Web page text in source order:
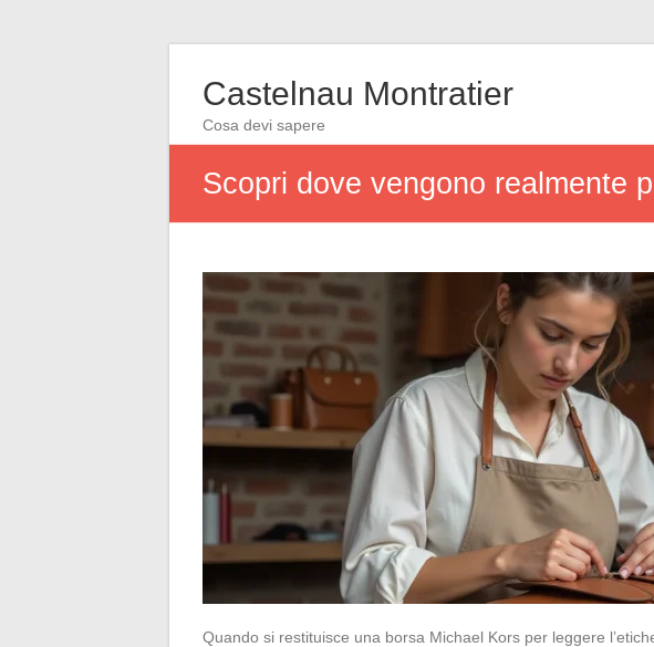
Castelnau Montratier
Cosa devi sapere
Scopri dove vengono realmente
Quando si restituisce una borsa Michael Kors per leggere